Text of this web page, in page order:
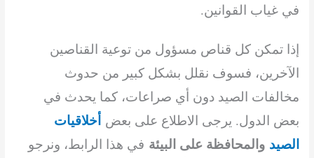
في غياب القوانين.
إذا تمكن كل قناص مسؤول من توعية القناصين
الآخرين، فسوف نقلل بشكل كبير من حدوث
مخالفات الصيد دون أي صراعات، كما يحدث في
بعض الدول. يرجى الاطلاع على بعض أخلاقيات
الصيد والمحافظة على البيئة في هذا الرابط، ونرجو